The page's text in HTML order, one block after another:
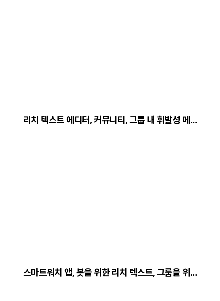
리치 텍스트 에디터, 커뮤니티, 그룹 내 휘발성 메…
스마트워치 앱, 봇을 위한 리치 텍스트, 그룹을 위…